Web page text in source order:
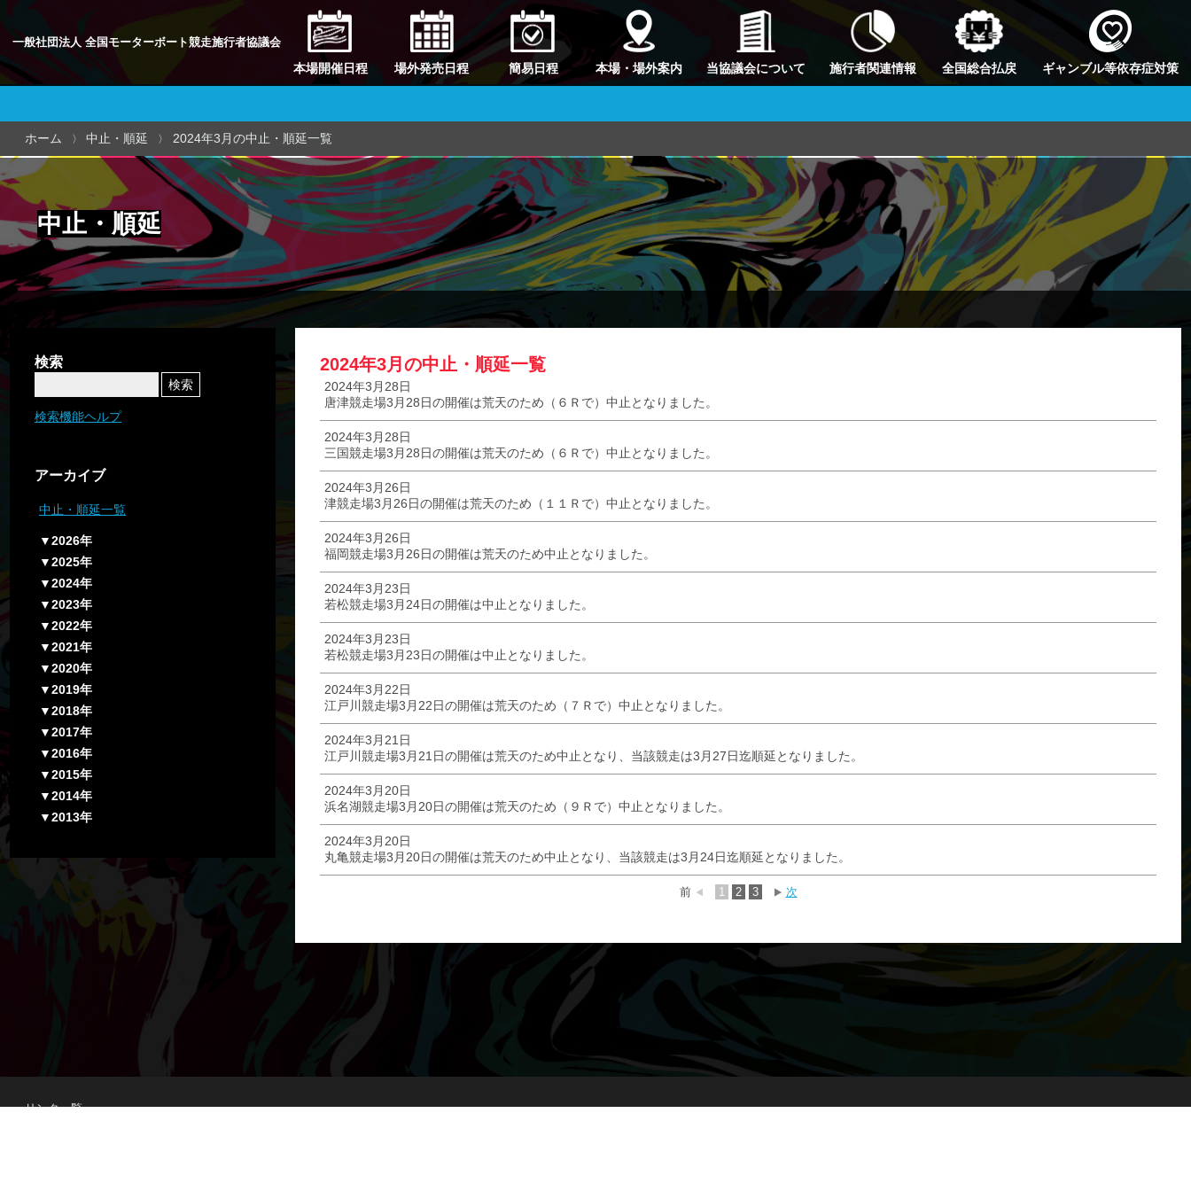
一般社団法人 全国モーターボート競走施行者協議会
本場開催日程 場外発売日程 簡易日程 本場・場外案内 当協議会について 施行者関連情報 全国総合払戻 ギャンブル等依存症対策
中止・順延
ホーム 中止・順延 2024年3月の中止・順延一覧
検索
検索機能ヘルプ
アーカイブ
中止・順延一覧
▼2026年
▼2025年
▼2024年
▼2023年
▼2022年
▼2021年
▼2020年
▼2019年
▼2018年
▼2017年
▼2016年
▼2015年
▼2014年
▼2013年
2024年3月の中止・順延一覧
2024年3月28日
唐津競走場3月28日の開催は荒天のため（６Ｒで）中止となりました。
2024年3月28日
三国競走場3月28日の開催は荒天のため（６Ｒで）中止となりました。
2024年3月26日
津競走場3月26日の開催は荒天のため（１１Ｒで）中止となりました。
2024年3月26日
福岡競走場3月26日の開催は荒天のため中止となりました。
2024年3月23日
若松競走場3月24日の開催は中止となりました。
2024年3月23日
若松競走場3月23日の開催は中止となりました。
2024年3月22日
江戸川競走場3月22日の開催は荒天のため（７Ｒで）中止となりました。
2024年3月21日
江戸川競走場3月21日の開催は荒天のため中止となり、当該競走は3月27日迄順延となりました。
2024年3月20日
浜名湖競走場3月20日の開催は荒天のため（９Ｒで）中止となりました。
2024年3月20日
丸亀競走場3月20日の開催は荒天のため中止となり、当該競走は3月24日迄順延となりました。
前 1 2 3 次
リンク一覧